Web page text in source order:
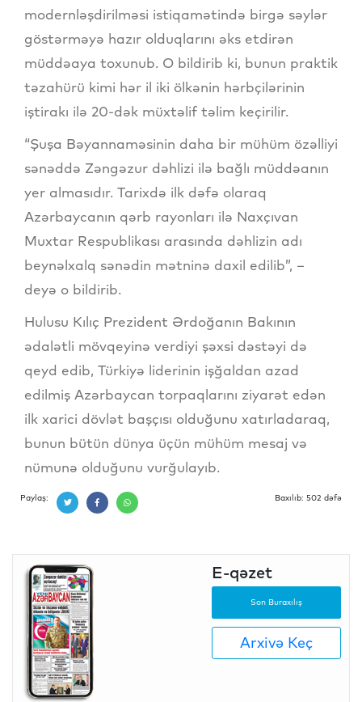
modernləşdirilməsi istiqamətində birgə səylər
göstərməyə hazır olduqlarını əks etdirən
müddəaya toxunub. O bildirib ki, bunun praktik
təzahürü kimi hər il iki ölkənin hərbçilərinin
iştirakı ilə 20-dək müxtəlif təlim keçirilir.
“Şuşa Bəyannaməsinin daha bir mühüm özəlliyi
sənəddə Zəngəzur dəhlizi ilə bağlı müddəanın
yer almasıdır. Tarixdə ilk dəfə olaraq
Azərbaycanın qərb rayonları ilə Naxçıvan
Muxtar Respublikası arasında dəhlizin adı
beynəlxalq sənədin mətninə daxil edilib”, –
deyə o bildirib.
Hulusu Kılıç Prezident Ərdoğanın Bakının
ədalətli mövqeyinə verdiyi şəxsi dəstəyi də
qeyd edib, Türkiyə liderinin işğaldan azad
edilmiş Azərbaycan torpaqlarını ziyarət edən
ilk xarici dövlət başçısı olduğunu xatırladaraq,
bunun bütün dünya üçün mühüm mesaj və
nümunə olduğunu vurğulayıb.
Paylaş: Baxılıb: 502 dəfə
E-qəzet
Son Buraxılış
Arxivə Keç